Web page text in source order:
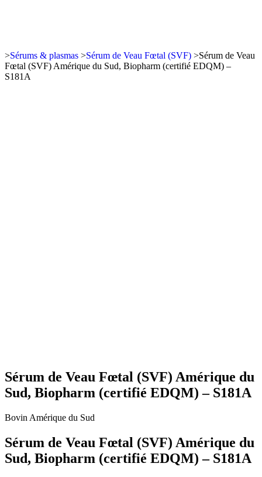
>Sérums & plasmas >Sérum de Veau Fœtal (SVF) >Sérum de Veau
Fœtal (SVF) Amérique du Sud, Biopharm (certifié EDQM) –
S181A
Sérum de Veau Fœtal (SVF) Amérique du
Sud, Biopharm (certifié EDQM) – S181A
Bovin Amérique du Sud
Sérum de Veau Fœtal (SVF) Amérique du
Sud, Biopharm (certifié EDQM) – S181A